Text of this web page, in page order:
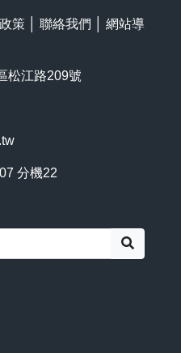
策 聯絡我們
網站導
松江路209號
分機22